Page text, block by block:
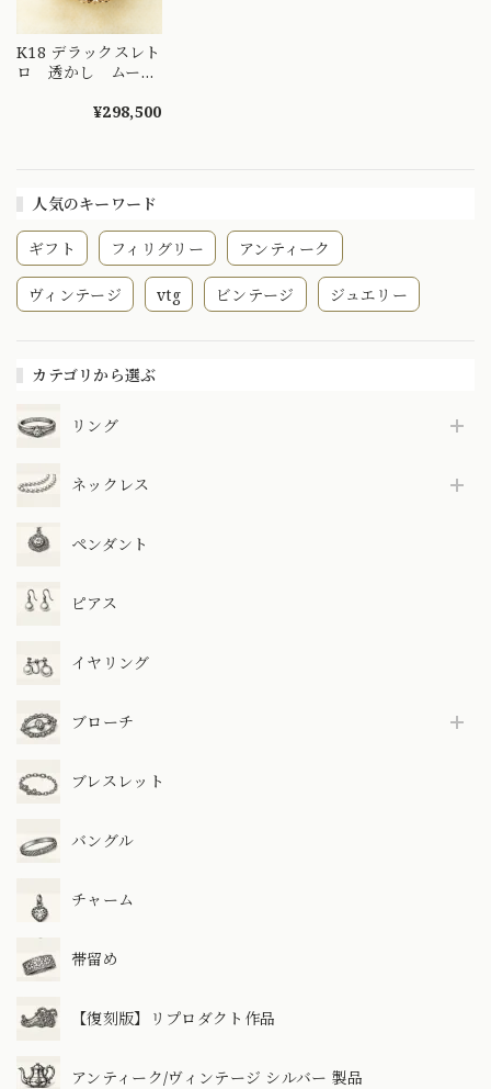
人気のキーワード
ギフト フィリグリー アンティーク
ヴィンテージ vtg ビンテージ ジュエリー
カテゴリから選ぶ
リング
ネックレス
ペンダント
ピアス
イヤリング
ブローチ
ブレスレット
バングル
チャーム
帯留め
【復刻版】リプロダクト作品
アンティーク/ヴィンテージ シルバー 製品
K18 デラックスレト
ロ 透かし ムーン
浮かぶ満月の雫を、
¥298,500